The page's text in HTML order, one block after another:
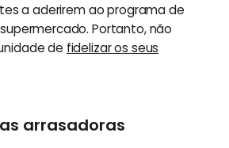
a aderirem ao programa de
Portanto, não
de fidelizar os seus
arrasadoras